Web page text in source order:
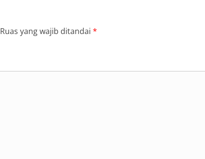
Ruas yang wajib ditandai *